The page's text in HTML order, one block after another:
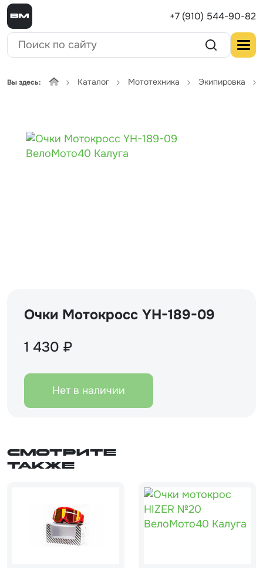
+7 (910) 544-90-82
Вы здесь: Каталог Мототехника Экипировка
Очки Мотокросс YH-189-09
1 430 ₽
Нет в наличии
Смотрите
также